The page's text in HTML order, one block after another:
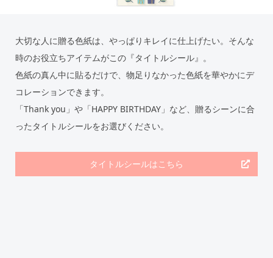
大切な人に贈る色紙は、やっぱりキレイに仕上げたい。そんな
時のお役立ちアイテムがこの『タイトルシール』。
色紙の真ん中に貼るだけで、物足りなかった色紙を華やかにデ
コレーションできます。
「Thank you」や「HAPPY BIRTHDAY」など、贈るシーンに合
ったタイトルシールをお選びください。
タイトルシールはこちら